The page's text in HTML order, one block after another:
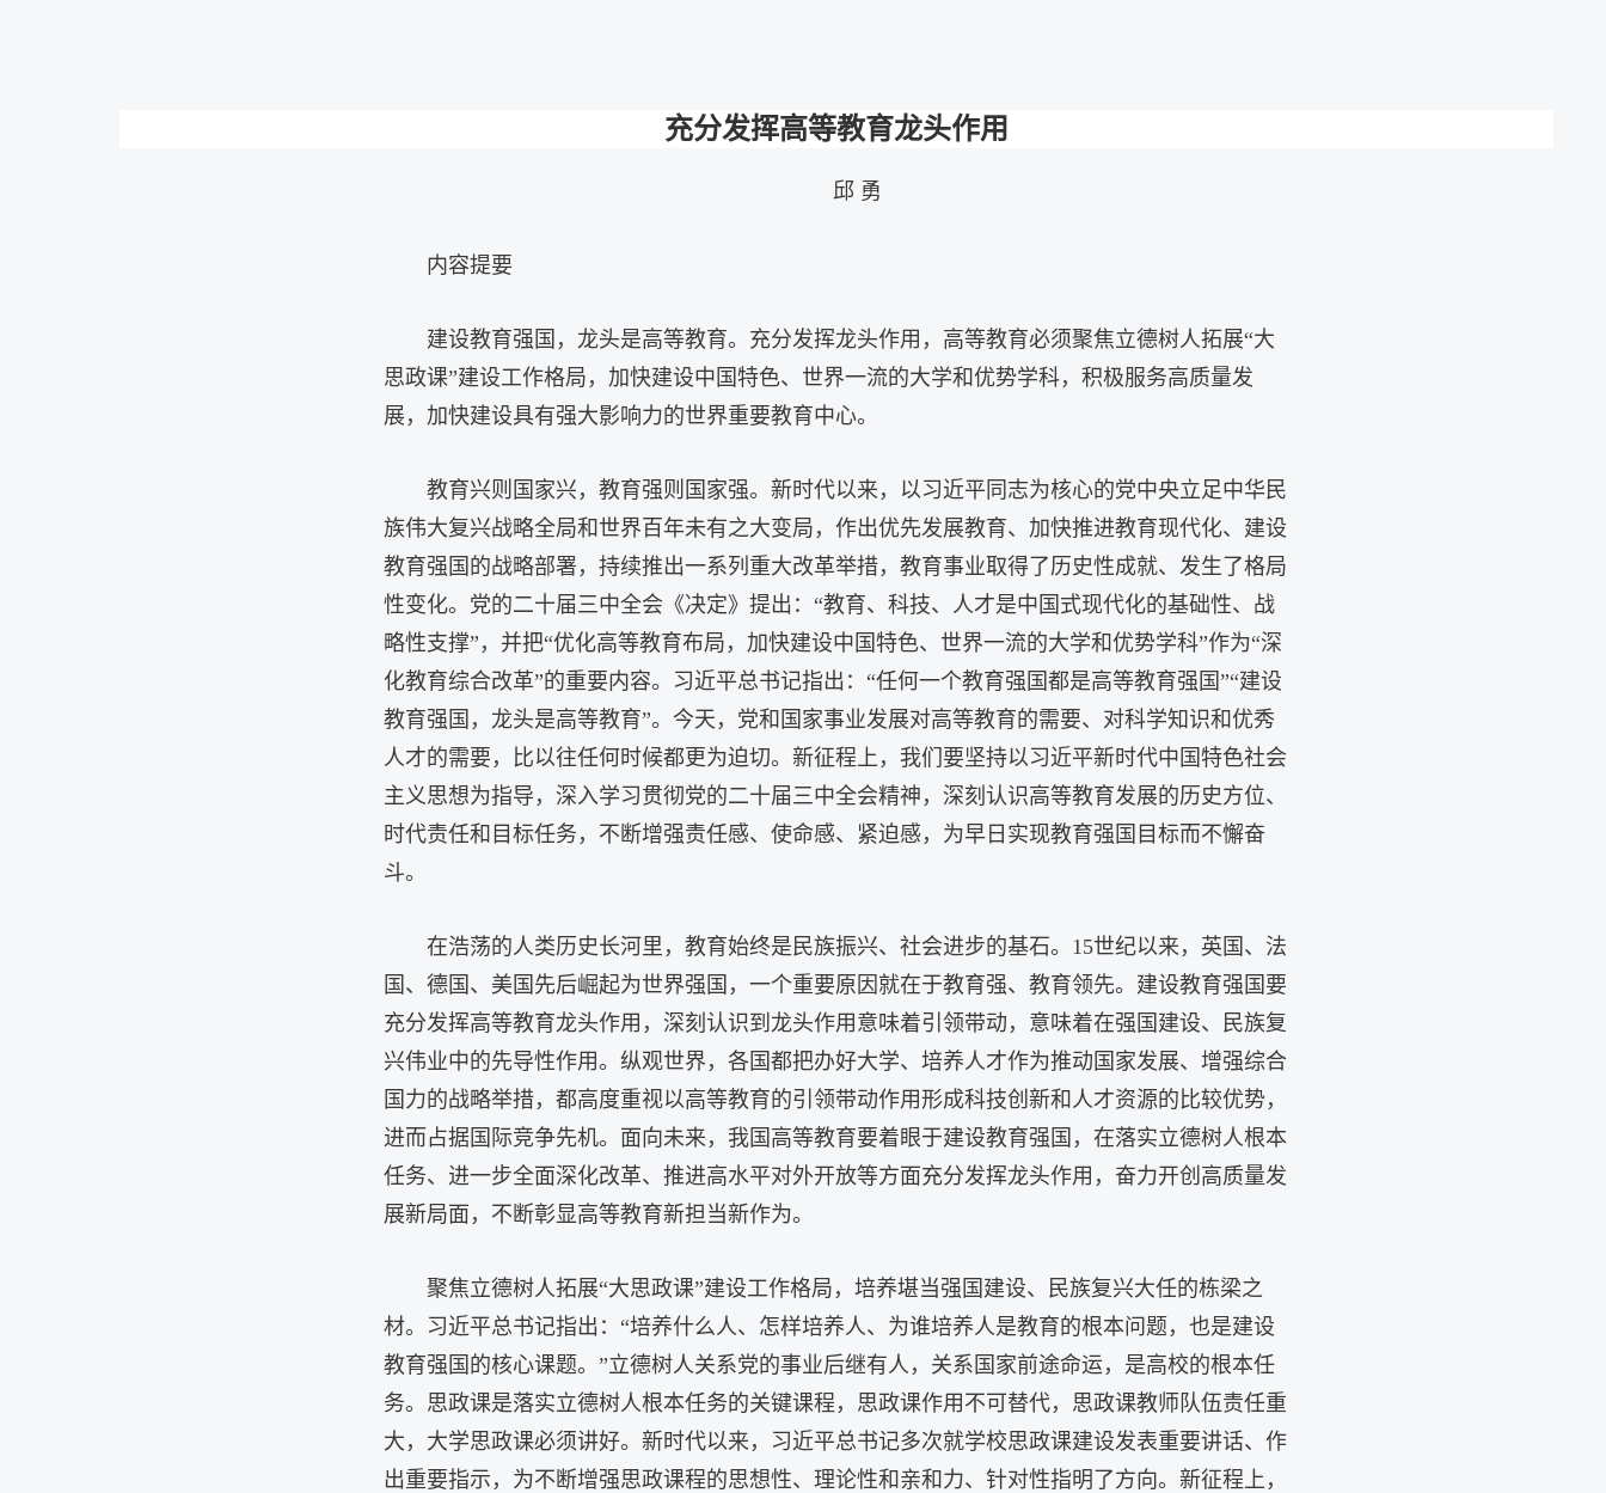
充分发挥高等教育龙头作用
邱 勇
内容提要
建设教育强国，龙头是高等教育。充分发挥龙头作用，高等教育必须聚焦立德树人拓展“大
思政课”建设工作格局，加快建设中国特色、世界一流的大学和优势学科，积极服务高质量发
展，加快建设具有强大影响力的世界重要教育中心。
教育兴则国家兴，教育强则国家强。新时代以来，以习近平同志为核心的党中央立足中华民
族伟大复兴战略全局和世界百年未有之大变局，作出优先发展教育、加快推进教育现代化、建设
教育强国的战略部署，持续推出一系列重大改革举措，教育事业取得了历史性成就、发生了格局
性变化。党的二十届三中全会《决定》提出：“教育、科技、人才是中国式现代化的基础性、战
略性支撑”，并把“优化高等教育布局，加快建设中国特色、世界一流的大学和优势学科”作为“深
化教育综合改革”的重要内容。习近平总书记指出：“任何一个教育强国都是高等教育强国”“建设
教育强国，龙头是高等教育”。今天，党和国家事业发展对高等教育的需要、对科学知识和优秀
人才的需要，比以往任何时候都更为迫切。新征程上，我们要坚持以习近平新时代中国特色社会
主义思想为指导，深入学习贯彻党的二十届三中全会精神，深刻认识高等教育发展的历史方位、
时代责任和目标任务，不断增强责任感、使命感、紧迫感，为早日实现教育强国目标而不懈奋
斗。
在浩荡的人类历史长河里，教育始终是民族振兴、社会进步的基石。15世纪以来，英国、法
国、德国、美国先后崛起为世界强国，一个重要原因就在于教育强、教育领先。建设教育强国要
充分发挥高等教育龙头作用，深刻认识到龙头作用意味着引领带动，意味着在强国建设、民族复
兴伟业中的先导性作用。纵观世界，各国都把办好大学、培养人才作为推动国家发展、增强综合
国力的战略举措，都高度重视以高等教育的引领带动作用形成科技创新和人才资源的比较优势，
进而占据国际竞争先机。面向未来，我国高等教育要着眼于建设教育强国，在落实立德树人根本
任务、进一步全面深化改革、推进高水平对外开放等方面充分发挥龙头作用，奋力开创高质量发
展新局面，不断彰显高等教育新担当新作为。
聚焦立德树人拓展“大思政课”建设工作格局，培养堪当强国建设、民族复兴大任的栋梁之
材。习近平总书记指出：“培养什么人、怎样培养人、为谁培养人是教育的根本问题，也是建设
教育强国的核心课题。”立德树人关系党的事业后继有人，关系国家前途命运，是高校的根本任
务。思政课是落实立德树人根本任务的关键课程，思政课作用不可替代，思政课教师队伍责任重
大，大学思政课必须讲好。新时代以来，习近平总书记多次就学校思政课建设发表重要讲话、作
出重要指示，为不断增强思政课程的思想性、理论性和亲和力、针对性指明了方向。新征程上，